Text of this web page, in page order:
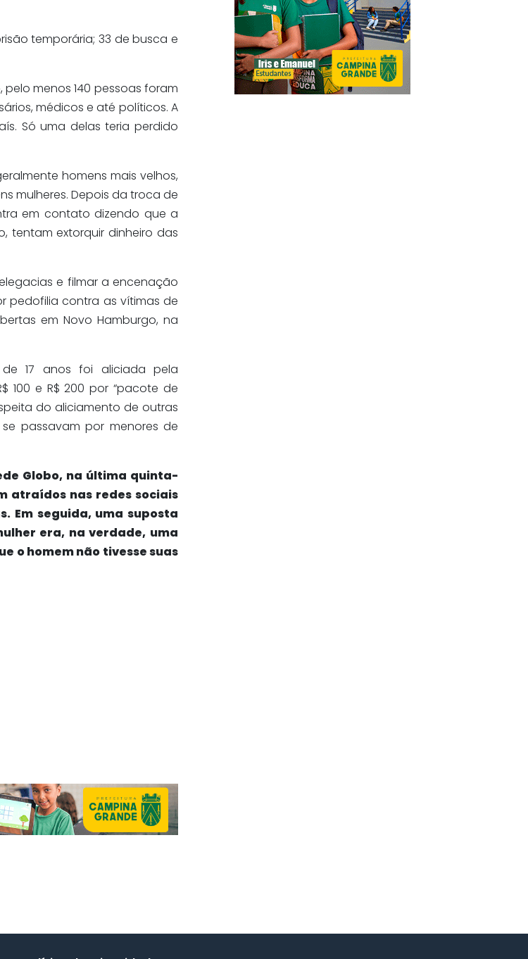
temporária; 33 de busca e
menos 140 pessoas foram
médicos e até políticos. A
Só uma delas teria perdido
homens mais velhos,
mulheres. Depois da troca de
em contato dizendo que a
tentam extorquir dinheiro das
e filmar a encenação
pedofilia contra as vítimas de
em Novo Hamburgo, na
17 anos foi aliciada pela
100 e R$ 200 por “pacote de
do aliciamento de outras
passavam por menores de
Globo, na última quinta-
atraídos nas redes sociais
Em seguida, uma suposta
era, na verdade, uma
o homem não tivesse suas